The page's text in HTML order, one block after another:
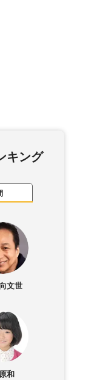
キング
文世
和